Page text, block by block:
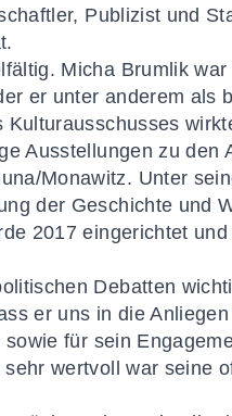
Publizist und
Micha Brumlik
er unter anderem als
Ausstellungen zu
Monawitz. Unter
der Geschichte und
2017 eingerichtet
Debatten
er uns in die
für sein
wertvoll war seine